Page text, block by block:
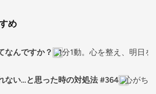
め
なんですか？ 1分1動。心を整え、明日
ない…と思った時の対処法 #364 心がち